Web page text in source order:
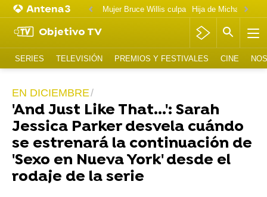
Mujer Bruce Willis culpa
Objetivo TV
SERIES TELEVISIÓN PREMIOS Y FESTIVALES CINE
EN DICIEMBRE
'And Just Like That...': Sarah
Jessica Parker desvela cuándo
se estrenará la continuación de
'Sexo en Nueva York' desde el
rodaje de la serie